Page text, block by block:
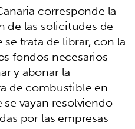
corresponde la
las solicitudes de
trata de librar, con la
fondos necesarios
y abonar la
de combustible en
se vayan resolviendo
por las empresas